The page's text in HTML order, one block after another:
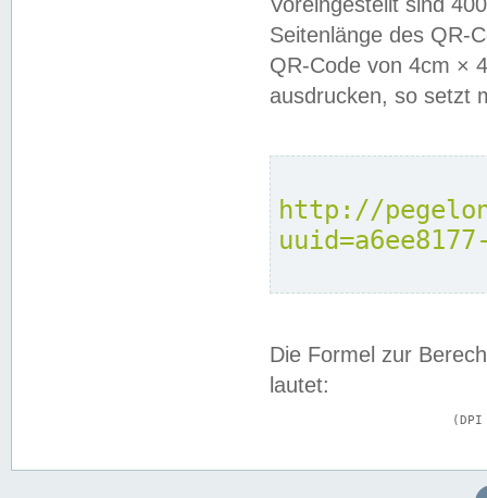
Seitenlänge des QR-
QR-Code von 4cm ×
ausdrucken, so setzt
http://
Die Formel zur
lautet: